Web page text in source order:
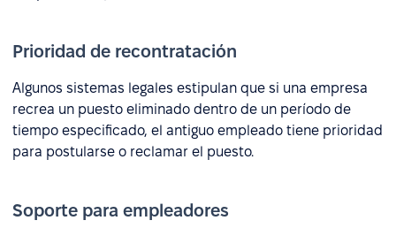
Prioridad de recontratación
Algunos sistemas legales estipulan que si una empresa
recrea un puesto eliminado dentro de un período de
tiempo especificado, el antiguo empleado tiene prioridad
para postularse o reclamar el puesto.
Soporte para empleadores